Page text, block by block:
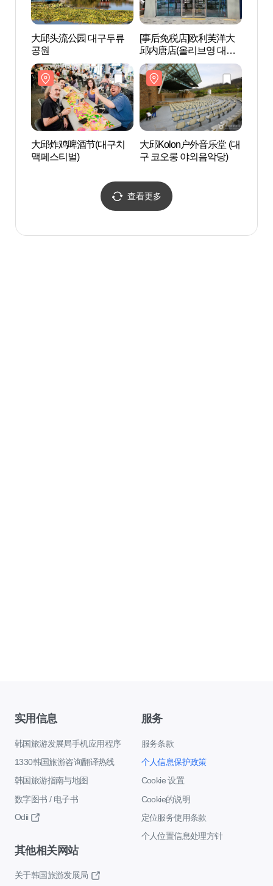
大邱头流公园 대구두류
공원
[事后免税店]欧利芙洋大
邱内唐店(올리브영 대구
내당점)
大邱炸鸡啤酒节(대구치
맥페스티벌)
大邱Kolon户外音乐堂 (대
구 코오롱 야외음악당)
查看更多
实用信息
韩国旅游发展局手机应用程序
1330韩国旅游咨询翻译热线
韩国旅游指南与地图
数字图书 / 电子书
Odii
服务
服务条款
个人信息保护政策
Cookie 设置
Cookie的说明
定位服务使用条款
个人位置信息处理方针
其他相关网站
关于韩国旅游发展局